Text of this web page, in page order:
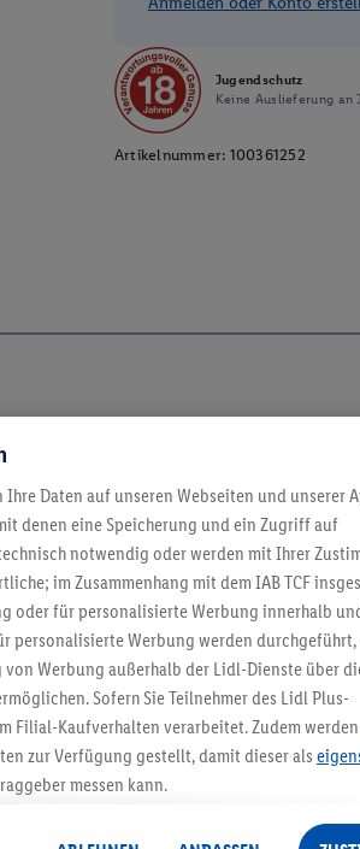
Jugendschutz
Keine Auslieferung an
Artikelnummer: 100361252
€ Versand sparen³²ᵃ
Jetzt zum Newsletter anmelden
Gutschein sichern!
Daten auf unseren Webseiten und unserer
denen eine Speicherung und ein Zugriff auf
notwendig oder werden mit Ihrer
im Zusammenhang mit dem IAB TCF
oder für personalisierte Werbung innerhalb
personalisierte Werbung werden durchgeführt,
Werbung außerhalb der Lidl-Dienste über
Sofern Sie Teilnehmer des Lidl Plus-
Filial-Kaufverhalten verarbeitet. Zudem
zur Verfügung gestellt, damit dieser als
messen kann.
Daten (z.B. über Ihre Nutzung der Lidl-